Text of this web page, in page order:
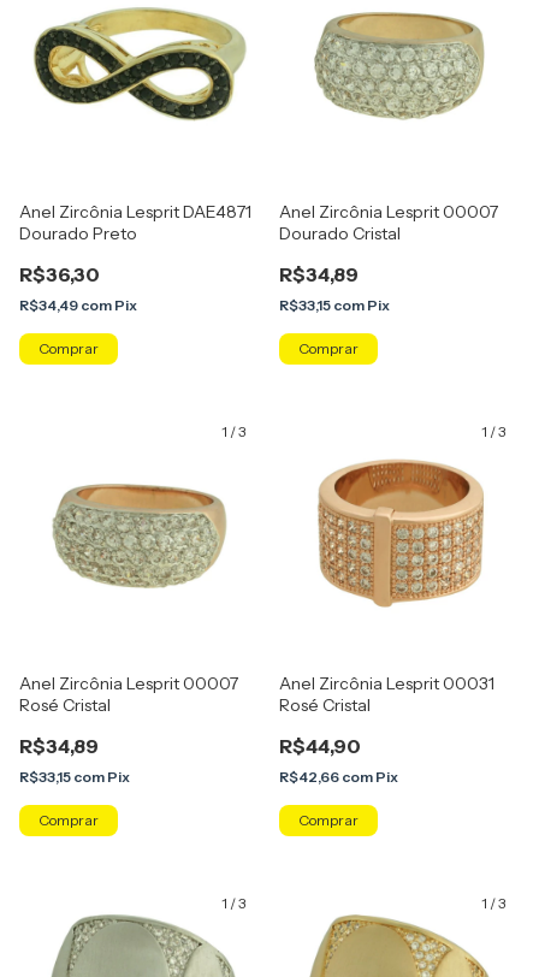
Anel Zircônia Lesprit DAE4871
Dourado Preto
R$36,30
R$34,49 com Pix
Comprar
Anel Zircônia Lesprit 00007
Dourado Cristal
R$34,89
R$33,15 com Pix
Comprar
1 /3
Anel Zircônia Lesprit 00007
Rosé Cristal
R$34,89
R$33,15 com Pix
Comprar
1 /3
Anel Zircônia Lesprit 00031
Rosé Cristal
R$44,90
R$42,66 com Pix
Comprar
1 /3 1 /3